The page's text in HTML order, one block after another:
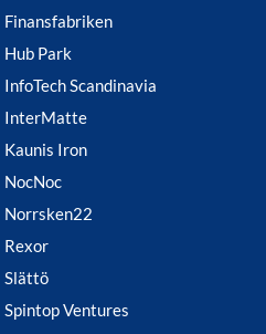
Finansfabriken
Hub Park
InfoTech Scandinavia
InterMatte
Kaunis Iron
NocNoc
Norrsken22
Rexor
Slättö
Spintop Ventures